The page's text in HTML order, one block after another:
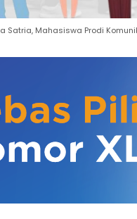
Satria, Mahasiswa Prodi